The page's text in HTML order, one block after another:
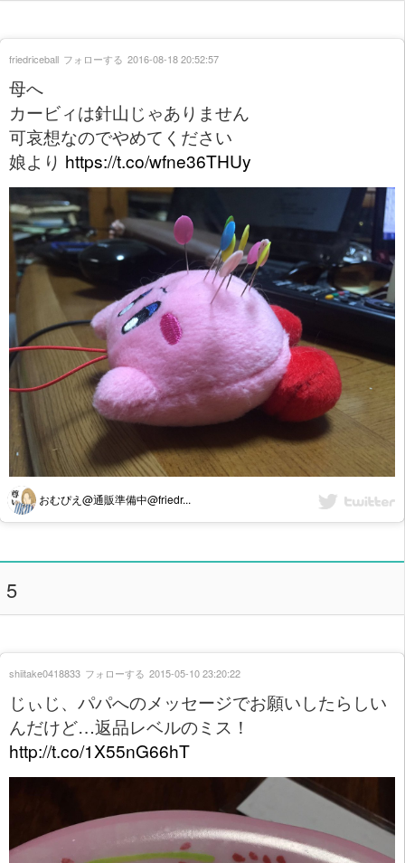
母へ
カービィは針山じゃありません
可哀想なのでやめてください
娘より https://t.co/wfne36THUy
おむぴえ@通販準備中@friedr...
friedriceball フォローする 2016-08-18 20:52:57
5
じぃじ、パパへのメッセージでお願いしたらしい
んだけど…返品レベルのミス！
http://t.co/1X55nG66hT
shiitake0418833 フォローする 2015-05-10 23:20:22